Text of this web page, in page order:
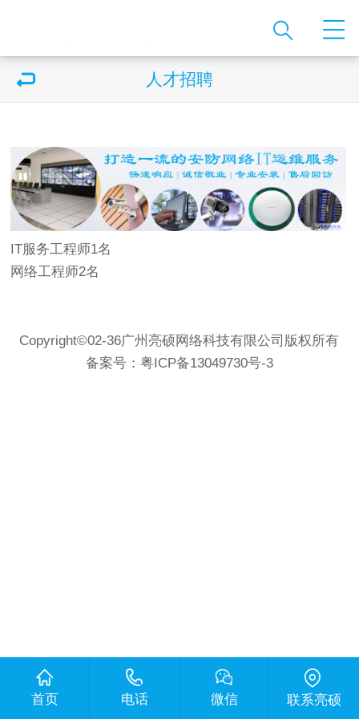
人才招聘
IT服务工程师1名
网络工程师2名
Copyright©02-36广州亮硕网络科技有限公司版权所有
备案号： 粤ICP备13049730号-3
首页 电话 微信 联系亮硕